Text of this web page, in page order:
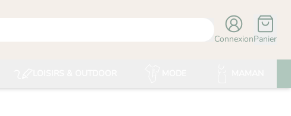
ConnexionPanier